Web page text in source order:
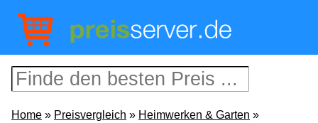
Home » Preisvergleich » Heimwerken & Garten »